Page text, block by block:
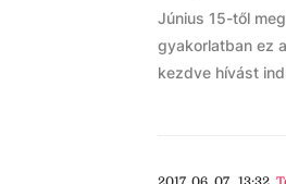
Június 15-től
gyakorlatban ez
kezdve hívást